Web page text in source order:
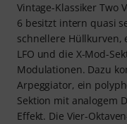
Vintage-Klassiker Two
6 besitzt intern quasi
schnellere Hüllkurven,
LFO und die X-Mod-
Modulationen. Dazu
Arpeggiator, ein
Sektion mit analogem
Effekt. Die Vier-